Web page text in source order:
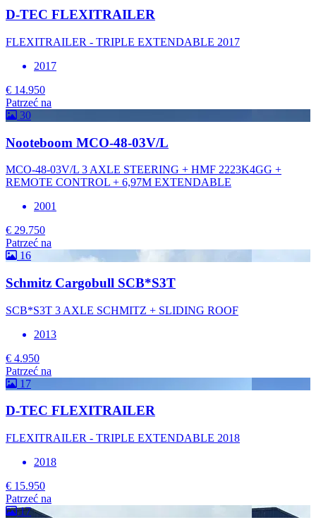
D-TEC FLEXITRAILER
FLEXITRAILER - TRIPLE EXTENDABLE 2017
2017
€ 14.950
Patrzeć na
30
Nooteboom MCO-48-03V/L
MCO-48-03V/L 3 AXLE STEERING + HMF 2223K4GG +
REMOTE CONTROL + 6,97M EXTENDABLE
2001
€ 29.750
Patrzeć na
16
Schmitz Cargobull SCB*S3T
SCB*S3T 3 AXLE SCHMITZ + SLIDING ROOF
2013
€ 4.950
Patrzeć na
17
D-TEC FLEXITRAILER
FLEXITRAILER - TRIPLE EXTENDABLE 2018
2018
€ 15.950
Patrzeć na
17